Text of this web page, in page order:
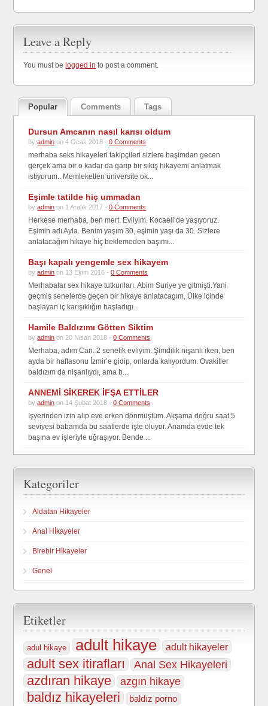
Leave a Reply
You must be logged in to post a comment.
Popular Comments Tags
Dursun Amcanın nasıl karısı oldum
byadmin on 4 Ocak 2018 -0 Comments
merhaba seks hikayeleri takipçileri sizlere başimdan gecen
gerçek ama bir o kadar da garip bir sikiş hikayemi anlatmak
istiyorum.. Memleketten üniversite ok...
Eşimle tatilde hiç ummadan
byadmin on 1 Aralık 2017 -0 Comments
Herkese merhaba. ben mert. Evliyim. Kocaeli’de yaşıyoruz.
Eşimin adı Ayla. Benim yaşım 30, eşimin yaşı da 30. Sizlere
anlatacağım hikaye hiç beklemeden başımı...
Başı kapalı yengemle sex hikayem
byadmin on 13 Ekim 2016 -0 Comments
Merhabalar sex hikaye tutkunları. Abim Suriye ye gitmişti.Yani
geçmiş senelerde geçen bir hikaye anlatacagım, Ülke içinde
başlayan iç karışıklığın başladıgı...
Hamile Baldızımı Götten Siktim
byadmin on 20 Nisan 2018 -0 Comments
Merhaba, adım Can. 2 senelik evliyim. Şimdilik nişanlı iken, ben
ayda bir haftasonu İzmir’e gidip, onlarda kalıyordum. Ovakitler
baldızım da nişanlıydı, ama b...
ANNEMİ SİKEREK İFŞA ETTİLER
byadmin on 14 Şubat 2018 -0 Comments
İşyerinden izin alıp eve erken dönmüştüm. Akşama doğru saat 5
seviyesi babamda bu saatlerde işte oluyor. Anamda evde tek
başına ev işleriyle uğraşıyor. Bende ...
Kategoriler
Aldatan Hikayeler
Anal Hİkayeler
Birebir Hİkayeler
Genel
Etiketler
adul hikaye adult hikaye adult hikayeler
adult sex itirafları Anal Sex Hikayeleri
azdıran hikaye azgın hikaye
baldız hikayeleri baldız porno